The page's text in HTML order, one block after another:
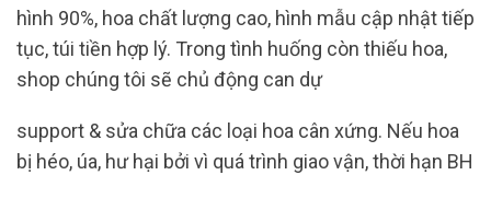
hình 90%, hoa chất lượng cao, hình mẫu cập nhật tiếp
tục, túi tiền hợp lý. Trong tình huống còn thiếu hoa,
shop chúng tôi sẽ chủ động can dự
support & sửa chữa các loại hoa cân xứng. Nếu hoa
bị héo, úa, hư hại bởi vì quá trình giao vận, thời hạn BH